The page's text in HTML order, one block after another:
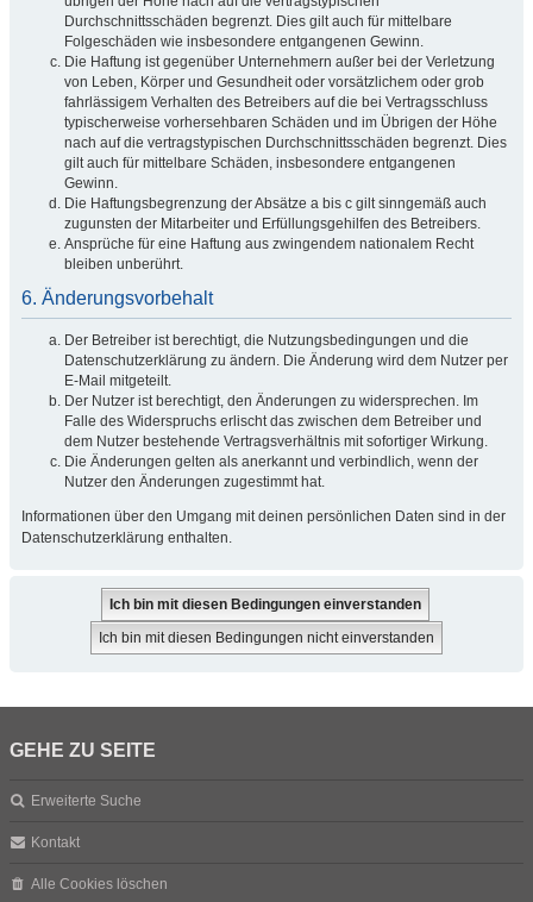
Durchschnittsschäden begrenzt. Dies gilt auch für mittelbare
Folgeschäden wie insbesondere entgangenen Gewinn.
Die Haftung ist gegenüber Unternehmern außer bei der Verletzung
von Leben, Körper und Gesundheit oder vorsätzlichem oder grob
fahrlässigem Verhalten des Betreibers auf die bei Vertragsschluss
typischerweise vorhersehbaren Schäden und im Übrigen der Höhe
nach auf die vertragstypischen Durchschnittsschäden begrenzt. Dies
gilt auch für mittelbare Schäden, insbesondere entgangenen
Gewinn.
Die Haftungsbegrenzung der Absätze a bis c gilt sinngemäß auch
zugunsten der Mitarbeiter und Erfüllungsgehilfen des Betreibers.
Ansprüche für eine Haftung aus zwingendem nationalem Recht
bleiben unberührt.
6. Änderungsvorbehalt
Der Betreiber ist berechtigt, die Nutzungsbedingungen und die
Datenschutzerklärung zu ändern. Die Änderung wird dem Nutzer per
E-Mail mitgeteilt.
Der Nutzer ist berechtigt, den Änderungen zu widersprechen. Im
Falle des Widerspruchs erlischt das zwischen dem Betreiber und
dem Nutzer bestehende Vertragsverhältnis mit sofortiger Wirkung.
Die Änderungen gelten als anerkannt und verbindlich, wenn der
Nutzer den Änderungen zugestimmt hat.
Informationen über den Umgang mit deinen persönlichen Daten sind in der
Datenschutzerklärung enthalten.
GEHE ZU SEITE
Erweiterte Suche
Kontakt
Alle Cookies löschen